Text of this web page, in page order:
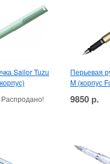
Sailor Tuzu
Распродано!
Перьевая
M (корпус
9850 р.